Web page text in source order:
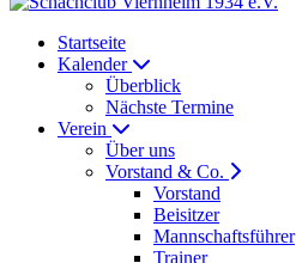
Startseite
Kalender
Überblick
Nächste Termine
Verein
Über uns
Vorstand & Co.
Vorstand
Beisitzer
Mannschaftsführer
Trainer